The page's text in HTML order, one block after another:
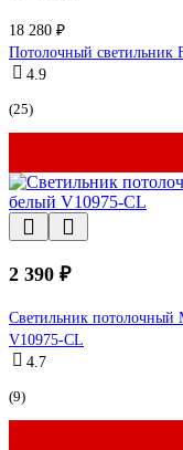
18 280 ₽
Потолочный светильник
4.9
(25)
2 390 ₽
Светильник потолочный
V10975-CL
4.7
(9)